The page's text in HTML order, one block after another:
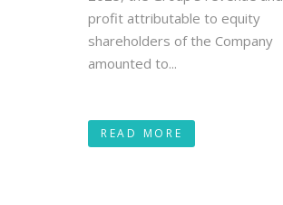
profit attributable to equity
shareholders of the Company
amounted to...
READ MORE